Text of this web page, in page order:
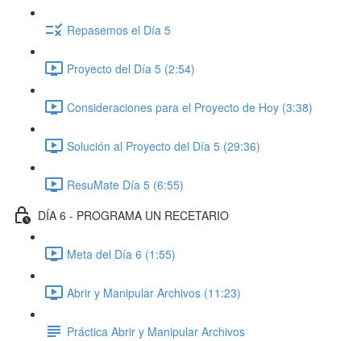
Repasemos el Día 5
Proyecto del Día 5 (2:54)
Consideraciones para el Proyecto de Hoy (3:38)
Solución al Proyecto del Día 5 (29:36)
ResuMate Día 5 (6:55)
DÍA 6 - PROGRAMA UN RECETARIO
Meta del Día 6 (1:55)
Abrir y Manipular Archivos (11:23)
Práctica Abrir y Manipular Archivos